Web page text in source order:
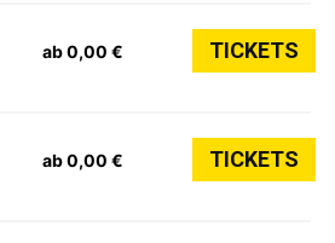
ab 0,00 € TICKETS
ab 0,00 € TICKETS